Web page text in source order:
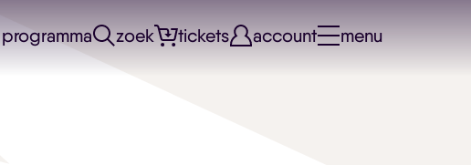
programma zoek tickets account menu